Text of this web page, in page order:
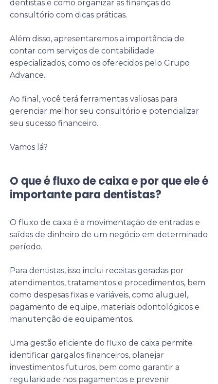
dentistas e como organizar as finanças do
consultório com dicas práticas.
Além disso, apresentaremos a importância de
contar com serviços de contabilidade
especializados, como os oferecidos pelo Grupo
Advance.
Ao final, você terá ferramentas valiosas para
gerenciar melhor seu consultório e potencializar
seu sucesso financeiro.
Vamos lá?
O que é fluxo de caixa e por que ele é
importante para dentistas?
O fluxo de caixa é a movimentação de entradas e
saídas de dinheiro de um negócio em determinado
período.
Para dentistas, isso inclui receitas geradas por
atendimentos, tratamentos e procedimentos, bem
como despesas fixas e variáveis, como aluguel,
pagamento de equipe, materiais odontológicos e
manutenção de equipamentos.
Uma gestão eficiente do fluxo de caixa permite
identificar gargalos financeiros, planejar
investimentos futuros, bem como garantir a
regularidade nos pagamentos e prevenir